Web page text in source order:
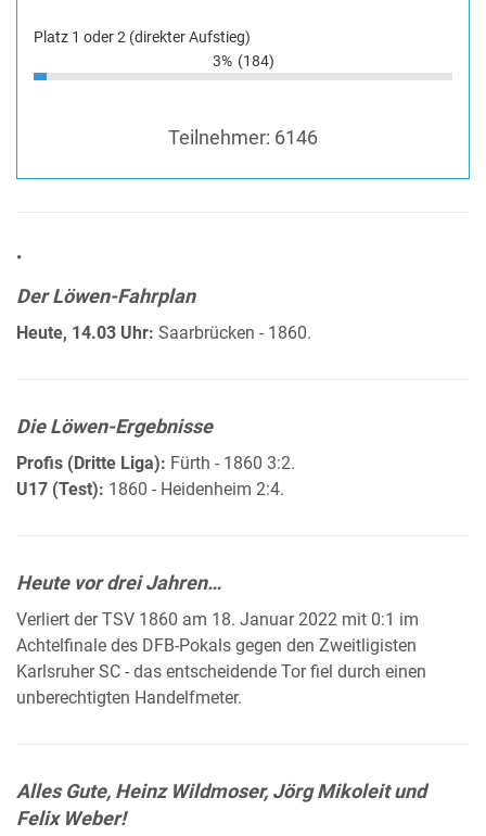
Platz 1 oder 2 (direkter Aufstieg)
3% (184)
Teilnehmer: 6146
•
Der Löwen-Fahrplan
Heute, 14.03 Uhr: Saarbrücken - 1860.
Die Löwen-Ergebnisse
Profis (Dritte Liga): Fürth - 1860 3:2.
U17 (Test): 1860 - Heidenheim 2:4.
Heute vor drei Jahren…
Verliert der TSV 1860 am 18. Januar 2022 mit 0:1 im
Achtelfinale des DFB-Pokals gegen den Zweitligisten
Karlsruher SC - das entscheidende Tor fiel durch einen
unberechtigten Handelfmeter.
Alles Gute, Heinz Wildmoser, Jörg Mikoleit und
Felix Weber!